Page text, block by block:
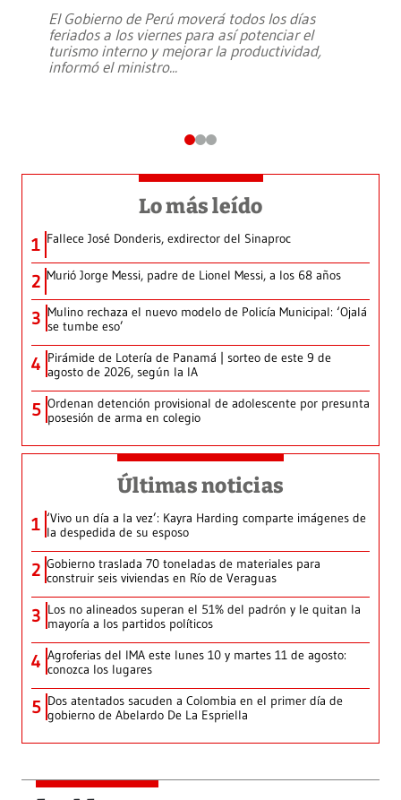
El Gobierno de Perú moverá todos los días
feriados a los viernes para así potenciar el
turismo interno y mejorar la productividad,
informó el ministro...
Lo más leído
1 Fallece José Donderis, exdirector del Sinaproc
2 Murió Jorge Messi, padre de Lionel Messi, a los 68 años
3 Mulino rechaza el nuevo modelo de Policía Municipal: ‘Ojalá
se tumbe eso’
4 Pirámide de Lotería de Panamá | sorteo de este 9 de
agosto de 2026, según la IA
5 Ordenan detención provisional de adolescente por presunta
posesión de arma en colegio
Últimas noticias
1 ‘Vivo un día a la vez’: Kayra Harding comparte imágenes de
la despedida de su esposo
2 Gobierno traslada 70 toneladas de materiales para
construir seis viviendas en Río de Veraguas
3 Los no alineados superan el 51% del padrón y le quitan la
mayoría a los partidos políticos
4 Agroferias del IMA este lunes 10 y martes 11 de agosto:
conozca los lugares
5 Dos atentados sacuden a Colombia en el primer día de
gobierno de Abelardo De La Espriella